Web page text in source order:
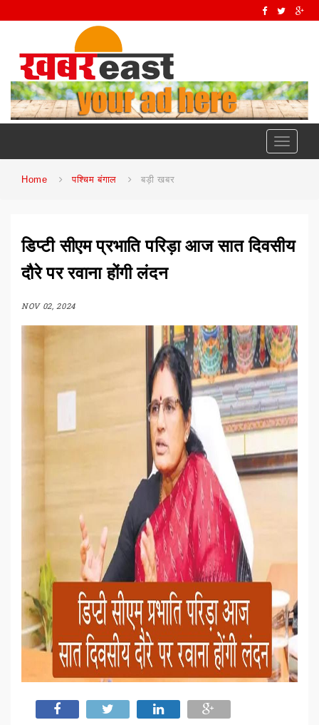
Toggle
Home पश्चिम बंगाल बड़ी खबर
डिप्टी सीएम प्रभाति परिड़ा आज सात दिवसीय
दौरे पर रवाना होंगी लंदन
NOV 02, 2024